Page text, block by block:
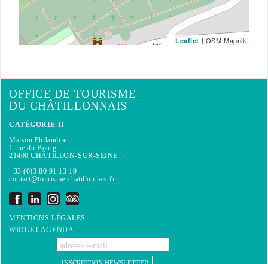
Leaflet | OSM Mapnik
OFFICE DE TOURISME
DU CHÂTILLONNAIS
CATÉGORIE II
Maison Philandrier
1 rue du Bourg
21400 CHÂTILLON-SUR-SEINE
+33 (0)3 80 91 13 19
contact@tourisme-chatillonnais.fr
MENTIONS LÉGALES
WIDGET AGENDA